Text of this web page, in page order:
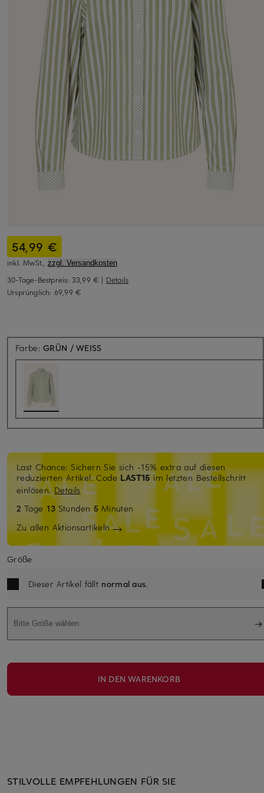
54,99 €
inkl. MwSt., zzgl. Versandkosten
30-Tage-Bestpreis: 33,99 € | Details
Ursprünglich: 69,99 €
Farbe:GRÜN / WEISS
Last Chance: Sichern Sie sich -15% extra auf diesen
reduzierten Artikel. Code LAST15im letzten Bestellschritt
einlösen.Details
2 Tage13 Stunden 5 Minuten
Zu allen Aktionsartikeln
Größe
Dieser Artikel fällt normal aus.
Bitte Größe wählen
IN DEN WARENKORB
STILVOLLE EMPFEHLUNGEN FÜR SIE